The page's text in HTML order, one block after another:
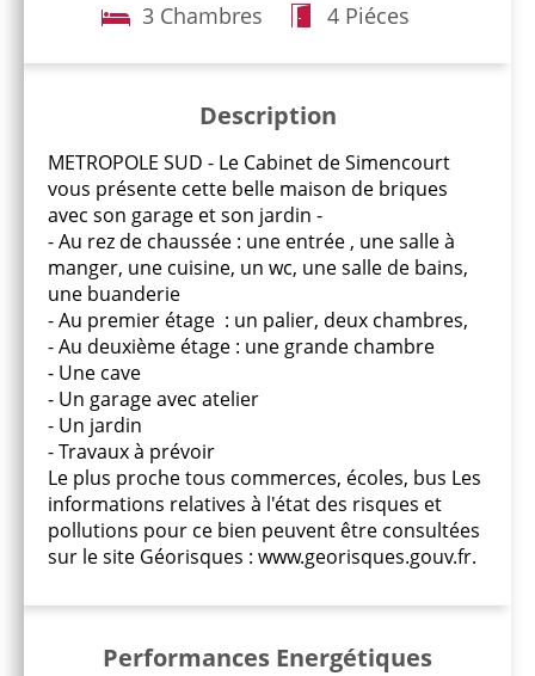
3 Chambres 4 Piéces
Description
METROPOLE SUD - Le Cabinet de Simencourt
vous présente cette belle maison de briques
avec son garage et son jardin -
- Au rez de chaussée : une entrée , une salle à
manger, une cuisine, un wc, une salle de bains,
une buanderie
- Au premier étage : un palier, deux chambres,
- Au deuxième étage : une grande chambre
- Une cave
- Un garage avec atelier
- Un jardin
- Travaux à prévoir
Le plus proche tous commerces, écoles, bus Les
informations relatives à l'état des risques et
pollutions pour ce bien peuvent être consultées
sur le site Géorisques : www.georisques.gouv.fr.
Performances Energétiques